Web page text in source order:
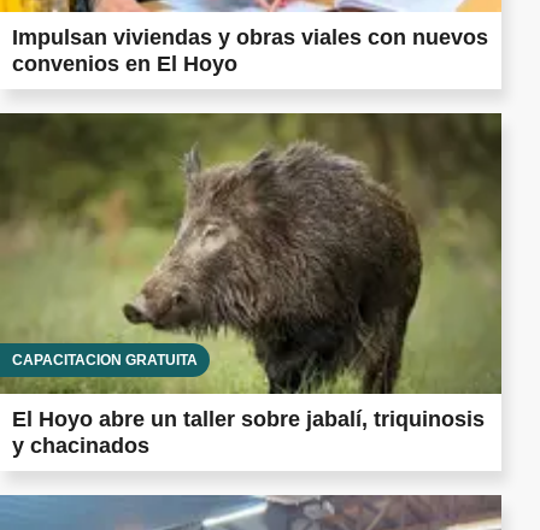
Impulsan viviendas y obras viales con nuevos
convenios en El Hoyo
CAPACITACIÓN GRATUITA
El Hoyo abre un taller sobre jabalí, triquinosis
y chacinados